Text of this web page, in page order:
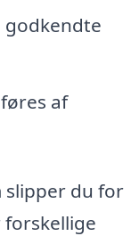
af
slipper du for